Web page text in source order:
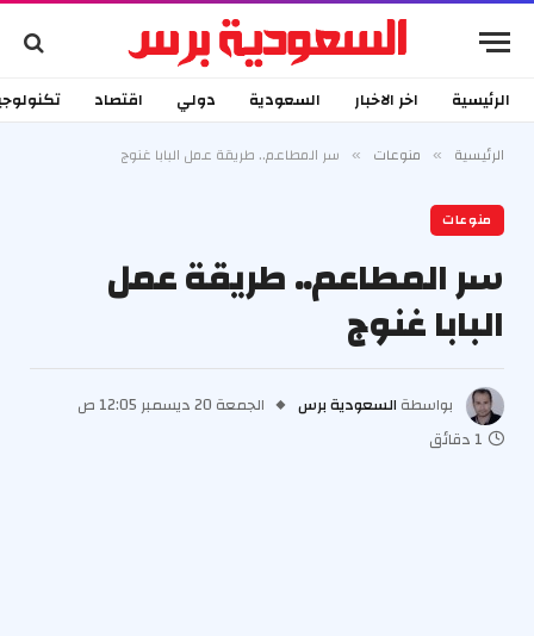
الرئيسية اخر الاخبار السعودية دولي اقتصاد
الرئيسية » منوعات » سر المطاعم.. طريقة عمل البابا غنوج
منوعات
سر المطاعم.. طريقة عمل
البابا غنوج
بواسطة السعودية برس
الجمعة 20 ديسمبر 12:05 ص
1 دقائق